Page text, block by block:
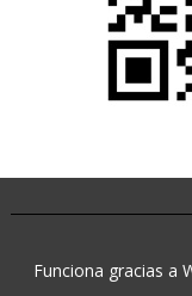
Funciona gracias a